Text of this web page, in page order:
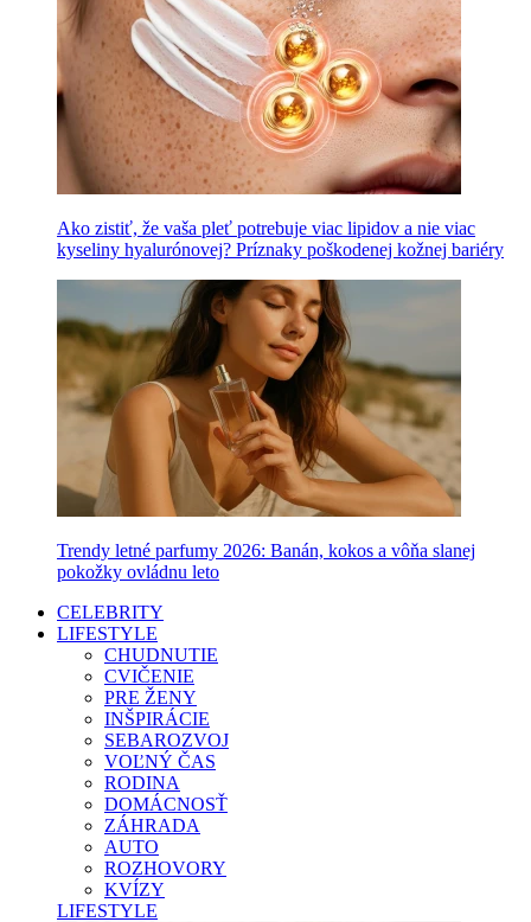
Ako zistiť, že vaša pleť potrebuje viac lipidov a nie viac
kyseliny hyalurónovej? Príznaky poškodenej kožnej bariéry
Trendy letné parfumy 2026: Banán, kokos a vôňa slanej
pokožky ovládnu leto
CELEBRITY
LIFESTYLE
CHUDNUTIE
CVIČENIE
PRE ŽENY
INŠPIRÁCIE
SEBAROZVOJ
VOĽNÝ ČAS
RODINA
DOMÁCNOSŤ
ZÁHRADA
AUTO
ROZHOVORY
KVÍZY
LIFESTYLE